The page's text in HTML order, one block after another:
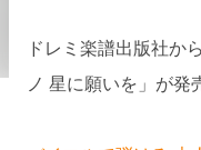
ドレミ楽譜出版社か
ノ 星に願いを」が発